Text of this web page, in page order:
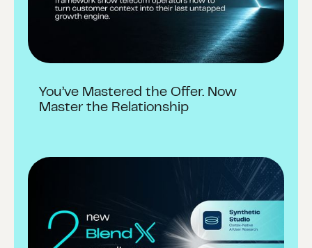
You’ve Mastered the Offer. Now
Master the Relationship